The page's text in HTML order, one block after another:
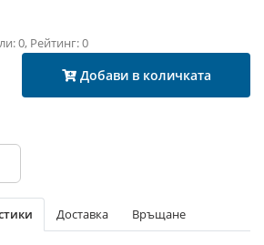
0, Рейтинг: 0
Добави в количката
Доставка Връщане